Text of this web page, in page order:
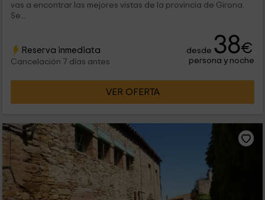
vas a encontrar las mejores vistas de la provincia de Girona.
Se...
Reserva inmediata
Cancelación 7 días antes
desde 38€
persona y noche
VER OFERTA